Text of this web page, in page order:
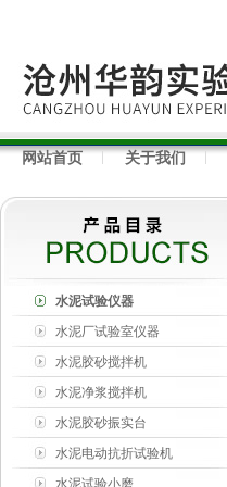
网站首页 关于我们
水泥试验仪器
水泥厂试验室仪器
水泥胶砂搅拌机
水泥净浆搅拌机
水泥胶砂振实台
水泥电动抗折试验机
水泥试验小磨